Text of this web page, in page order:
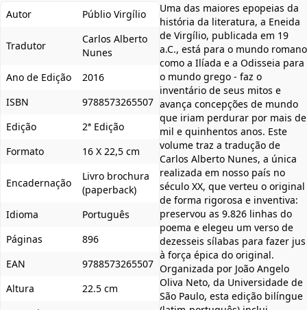
Autor Públio Virgílio
Tradutor
Carlos Alberto
Nunes
Ano de Edição
2016
ISBN
9788573265507
Edição
2ª Edição
Formato
16 X 22,5 cm
Encadernação
Livro brochura
(paperback)
Idioma
Português
Páginas
896
EAN
9788573265507
Altura
22.5 cm
Uma das maiores epopeias da
história da literatura, a Eneida
de Virgílio, publicada em 19
a.C., está para o mundo romano
como a Ilíada e a Odisseia para
o mundo grego - faz o
inventário de seus mitos e
avança concepções de mundo
que iriam perdurar por mais de
mil e quinhentos anos. Este
volume traz a tradução de
Carlos Alberto Nunes, a única
realizada em nosso país no
século XX, que verteu o original
de forma rigorosa e inventiva:
preservou as 9.826 linhas do
poema e elegeu um verso de
dezesseis sílabas para fazer jus
à força épica do original.
Organizada por João Angelo
Oliva Neto, da Universidade de
São Paulo, esta edição bilíngue